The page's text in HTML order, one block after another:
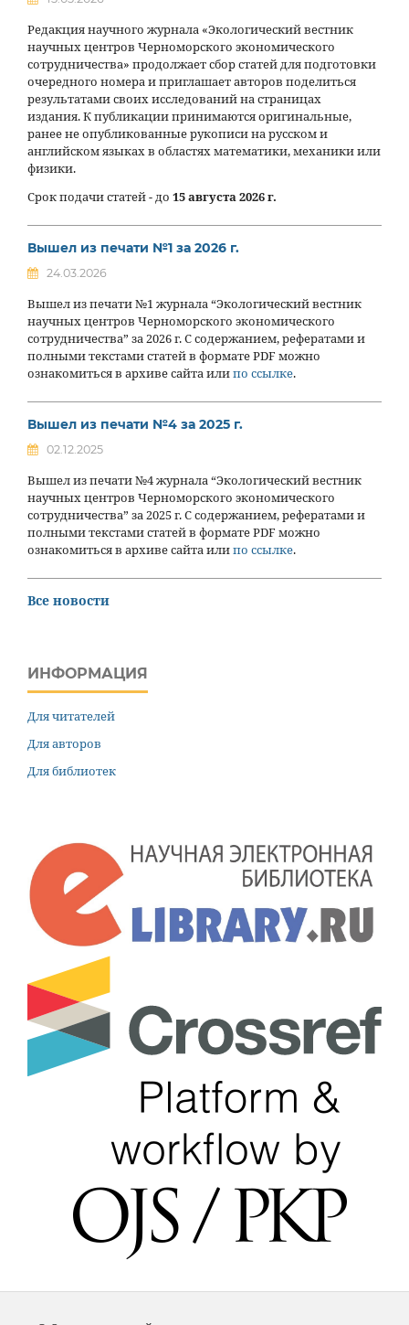
Редакция научного журнала «Экологический вестник
научных центров Черноморского экономического
сотрудничества» продолжает сбор статей для подготовки
очередного номера и приглашает авторов поделиться
результатами своих исследований на страницах
издания. К публикации принимаются оригинальные,
ранее не опубликованные рукописи на русском и
английском языках в областях математики, механики или
физики.
Срок подачи статей - до 15 августа 2026 г.
Вышел из печати №1 за 2026 г.
24.03.2026
Вышел из печати №1 журнала “Экологический вестник
научных центров Черноморского экономического
сотрудничества” за 2026 г. С содержанием, рефератами и
полными текстами статей в формате PDF можно
ознакомиться в архиве сайта илипо ссылке.
Вышел из печати №4 за 2025 г.
02.12.2025
Вышел из печати №4 журнала “Экологический вестник
научных центров Черноморского экономического
сотрудничества” за 2025 г. С содержанием, рефератами и
полными текстами статей в формате PDF можно
ознакомиться в архиве сайта илипо ссылке.
Все новости
ИНФОРМАЦИЯ
Для читателей
Для авторов
Для библиотек